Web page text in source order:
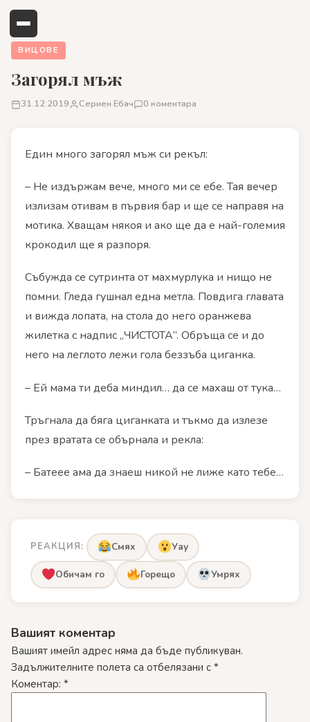
ВИЦОВЕ
Загорял мъж
31.12.2019 Сериен Ебач 0 коментара
Един много загорял мъж си рекъл:
– Не издържам вече, много ми се ебе. Тая вечер
излизам отивам в първия бар и ще се направя на
мотика. Хващам някоя и ако ще да е най-големия
крокодил ще я разпоря.
Събужда се сутринта от махмурлука и нищо не
помни. Гледа гушнал една метла. Повдига главата
и вижда лопата, на стола до него оранжева
жилетка с надпис „ЧИСТОТА“. Обръща се и до
него на леглото лежи гола беззъба циганка.
– Ей мама ти деба миндил… да се махаш от тука…
Тръгнала да бяга циганката и тъкмо да излезе
през вратата се обърнала и рекла:
– Батеее ама да знаеш никой не лиже като тебе…
РЕАКЦИЯ: Смях Уау
Обичам го Горещо Умрях
Вашият коментар
Вашият имейл адрес няма да бъде публикуван.
Задължителните полета са отбелязани с *
Коментар: *